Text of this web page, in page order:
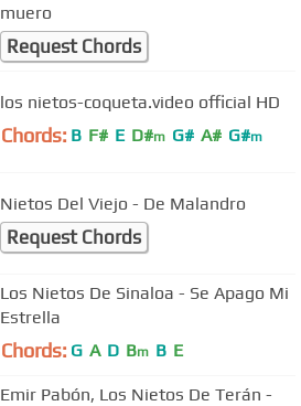
muero
Request Chords
los nietos-coqueta.video official HD
Chords: B F# E D#m G# A# G#m
Nietos Del Viejo - De Malandro
Request Chords
Los Nietos De Sinaloa - Se Apago Mi
Estrella
Chords: G A D Bm B E
Emir Pabón, Los Nietos De Terán -